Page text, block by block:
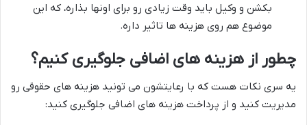
بکشن و وکیل باید وقت زیادی رو برای اونها بذاره، که این
موضوع هم روی هزینه ها تاثیر داره.
چطور از هزینه های اضافی جلوگیری کنیم؟
یه سری نکات هست که با رعایتشون می تونید هزینه های حقوقی رو
مدیریت کنید و از پرداخت هزینه های اضافی جلوگیری کنید: